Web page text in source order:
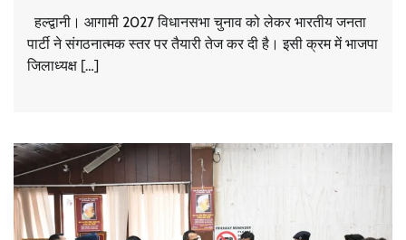
हल्द्वानी। आगामी 2027 विधानसभा चुनाव को लेकर भारतीय जनता
पार्टी ने संगठनात्मक स्तर पर तैयारी तेज कर दी है। इसी क्रम में भाजपा
जिलाध्यक्ष […]